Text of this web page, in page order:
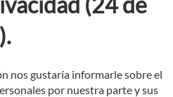
nos gustaría informarle sobre el
por nuestra parte y sus